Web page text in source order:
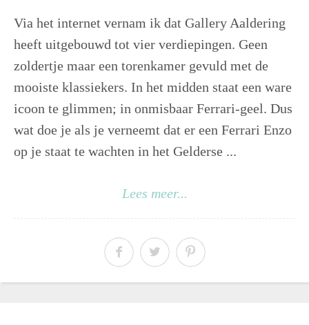
Via het internet vernam ik dat Gallery Aaldering
heeft uitgebouwd tot vier verdiepingen. Geen
zoldertje maar een torenkamer gevuld met de
mooiste klassiekers. In het midden staat een ware
icoon te glimmen; in onmisbaar Ferrari-geel. Dus
wat doe je als je verneemt dat er een Ferrari Enzo
op je staat te wachten in het Gelderse ...
Lees meer...